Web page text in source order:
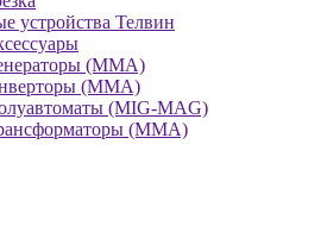
устройства Телвин
(MMA)
(MMA)
(MIG-MAG)
(MMA)